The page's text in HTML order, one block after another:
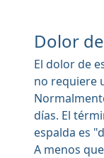
Dolor
El dolor de
no requiere
días. El
espalda es
A menos